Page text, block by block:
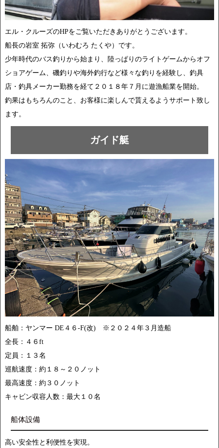
エル・クルーズのHPをご覧いただきありがとうございます。
船長の岩室 拓弥（いわむろ たくや）です。
少年時代のバス釣りから始まり、陸っぱりのライトゲームからオフ
ショアゲーム、磯釣りや海外釣行など様々な釣りを経験し、釣具
店・釣具メーカー勤務を経て２０１８年７月に遊漁船業を開始。
釣果はもちろんのこと、お客様に楽しんで貰えるようサポート致し
ます。
ガイド艇
船舶：ヤンマー DE４６-F(改) ※２０２４年３月造船
全長：４６ft
定員：１３名
巡航速度：約１８～２０ノット
最高速度：約３０ノット
キャビン収容人数：最大１０名
船体設備
高い安全性と利便性を実現。